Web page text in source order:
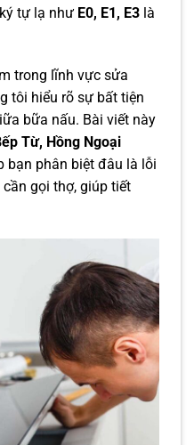
tự lạ như E0, E1, E3 là
trong lĩnh vực sửa
tôi hiểu rõ sự bất tiện
bữa nấu. Bài viết này
Từ, Hồng Ngoại
bạn phân biệt đâu là lỗi
gọi thợ, giúp tiết